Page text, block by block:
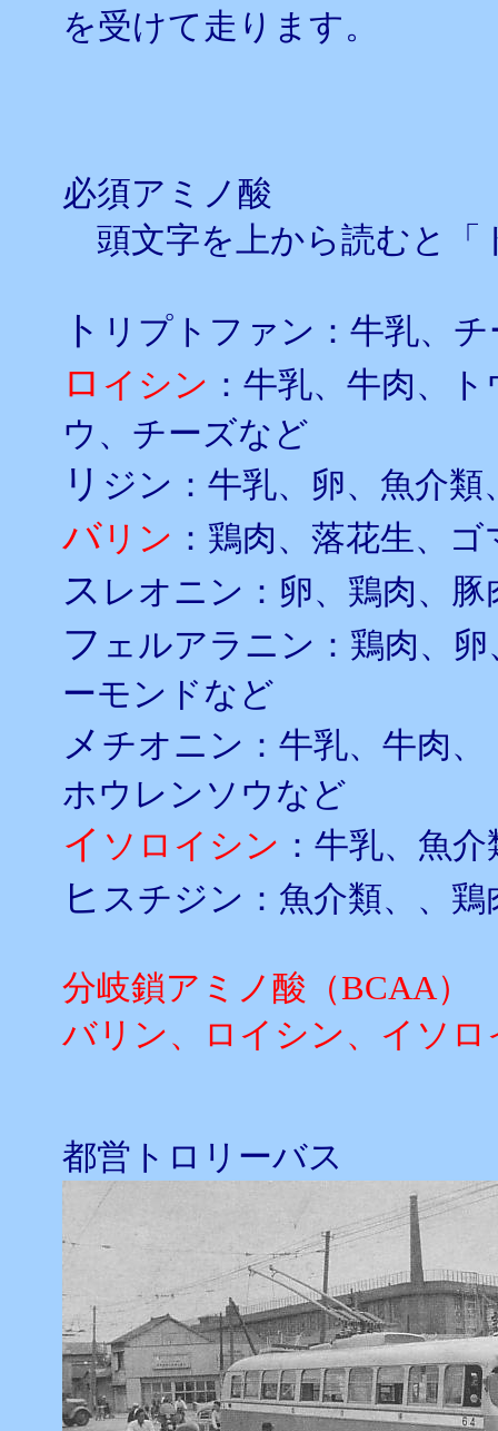
を受けて走ります。
必須アミノ酸
頭文字を上から読むと「
ト リプトファン：牛乳、
ロ イシン ：牛乳、牛肉、
ウ、チーズなど
リ ジン：牛乳、卵、魚介
バ リン ：鶏肉、落花生、
ス レオニン：卵、鶏肉、
フ ェルアラニン：鶏肉、
ーモンドなど
メ チオニン：牛乳、牛肉
ホウレンソウなど
イ ソロイシン ：牛乳、魚
ヒ スチジン：魚介類、、
分岐鎖アミノ酸（BCAA）
バリン、ロイシン、イソロ
都営トロリーバス